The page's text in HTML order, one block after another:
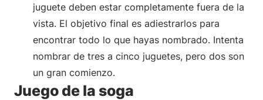
juguete deben estar completamente fuera de la
vista. El objetivo final es adiestrarlos para
encontrar todo lo que hayas nombrado. Intenta
nombrar de tres a cinco juguetes, pero dos son
un gran comienzo.
Juego de la soga